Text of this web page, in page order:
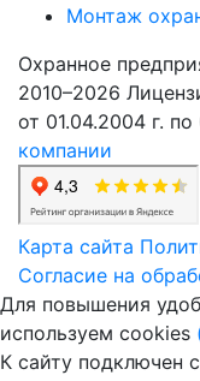
Монтаж
Охранное
2010–2026
от 01.04.2004 г. по
компании
Карта сайта
Согласие на
Для повышения
используем cookies
К сайту подключен